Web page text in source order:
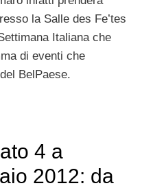
la Salle des Fe’tes
Italiana che
di eventi che
BelPaese.
4 a
2012: da